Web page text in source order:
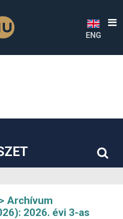
ENG
Archívum
2026. évi 3-as